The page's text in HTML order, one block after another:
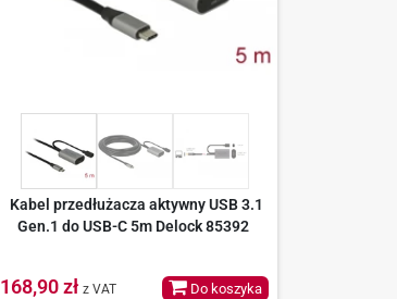
Kabel przedłużacza aktywny USB 3.1
Gen.1 do USB-C 5m Delock 85392
168,90 zł z VAT Do koszyka